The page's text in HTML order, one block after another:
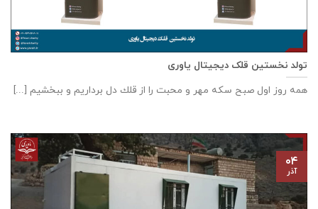
تولد نخستین قلک دیجیتال یاوری
همه روز اول صبح سكه مهر و محبت را از قلك دل برداريم و ببخشيم [...]
۰۴
آذر